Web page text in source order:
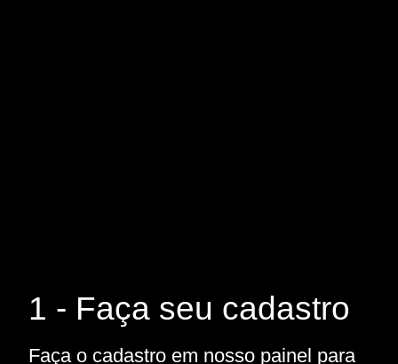
1 - Faça seu cadastro
Faça o cadastro em nosso painel para